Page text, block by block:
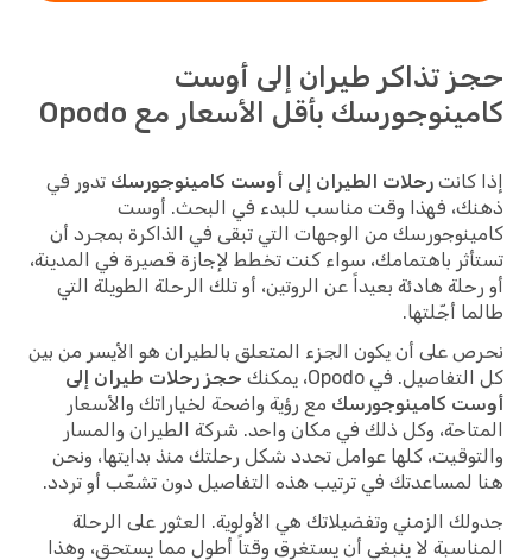
حجز تذاكر طيران إلى أوست
كامينوجورسك بأقل الأسعار مع Opodo
إذا كانت رحلات الطيران إلى أوست كامينوجورسك تدور في
ذهنك، فهذا وقت مناسب للبدء في البحث. أوست
كامينوجورسك من الوجهات التي تبقى في الذاكرة بمجرد أن
تستأثر باهتمامك، سواء كنت تخطط لإجازة قصيرة في المدينة،
أو رحلة هادئة بعيداً عن الروتين، أو تلك الرحلة الطويلة التي
طالما أجّلتها.
نحرص على أن يكون الجزء المتعلق بالطيران هو الأيسر من بين
كل التفاصيل. في Opodo، يمكنك
حجز رحلات طيران إلى
أوست كامينوجورسك مع رؤية واضحة لخياراتك والأسعار
المتاحة، وكل ذلك في مكان واحد. شركة الطيران والمسار
والتوقيت، كلها عوامل تحدد شكل رحلتك منذ بدايتها، ونحن
هنا لمساعدتك في ترتيب هذه التفاصيل دون تشعّب أو تردد.
جدولك الزمني وتفضيلاتك هي الأولوية. العثور على الرحلة
المناسبة لا ينبغي أن يستغرق وقتاً أطول مما يستحق، وهذا